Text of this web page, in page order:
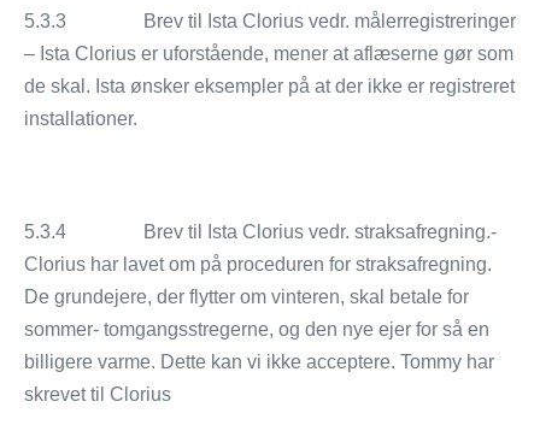
5.3.3 Brev til Ista Clorius vedr. målerregistreringer
– Ista Clorius er uforstående, mener at aflæserne gør som
de skal. Ista ønsker eksempler på at der ikke er registreret
installationer.
5.3.4 Brev til Ista Clorius vedr. straksafregning.-
Clorius har lavet om på proceduren for straksafregning.
De grundejere, der flytter om vinteren, skal betale for
sommer- tomgangsstregerne, og den nye ejer for så en
billigere varme. Dette kan vi ikke acceptere. Tommy har
skrevet til Clorius